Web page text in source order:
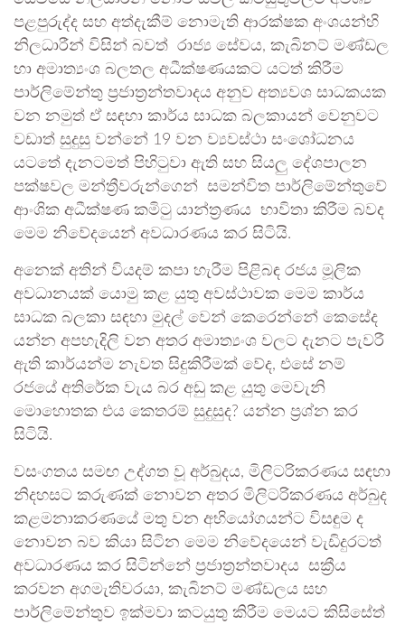
පළපුරුද්ද සහ අත්දැකීම් නොමැති ආරක්ෂක අංශයන්හි
නිලධාරීන් විසින් බවත් රාජ්‍ය සේවය, කැබිනට් මණ්ඩල
හා අමාත්‍යංශ බලතල අධීක්ෂණයකට යටත් කිරීම
පාර්ලිමේන්තු ප්‍රජාත්‍රන්තවාදය අනුව අත්‍යවශ සාධකයක
වන නමුත් ඒ සඳහා කාර්ය සාධක බලකායන් වෙනුවට
වඩාත් සුදුසු වන්නේ 19 වන ව්‍යවස්ථා සංශෝධනය
යටතේ දැනටමත් පිහිටුවා ඇති සහ සියලු දේශපාලන
පක්ෂවල මන්ත්‍රීවරුන්ගෙන් සමන්විත පාර්ලිමේන්තුවේ
ආංශික අධීක්ෂණ කමිටු යාන්ත්‍රණය භාවිතා කිරීම බවද
මෙම නිවේදයෙන් අවධාරණය කර සිටියි.
අනෙක් අතින් වියදම් කපා හැරීම පිළිබඳ රජය මූලික
අවධානයක් යොමු කළ යුතු අවස්ථාවක මෙම කාර්ය
සාධක බලකා සඳහා මුදල් වෙන් කෙරෙන්නේ කෙසේද
යන්න අපහැදිලි වන අතර අමාත්‍යංශ වලට දැනට පැවරී
ඇති කාර්යන්ම නැවත සිදුකිරීමක් වේද, එසේ නම්
රජයේ අතිරේක වැය බර අඩු කළ යුතු මෙවැනි
මොහොතක එය කෙතරම් සුදුසුද? යන්න ප්‍රශ්න කර
සිටියි.
වසංගතය සමඟ උද්ගත වූ අර්බුදය, මිලිටරිකරණය සඳහා
නිදහසට කරුණක් නොවන අතර මිලිටරිකරණය අර්බුද
කළමනාකරණයේ මතු වන අභියෝගයන්ට විසඳුම ද
නොවන බව කියා සිටින මෙම නිවේදයෙන් වැඩිදුරටත්
අවධාරණය කර සිටින්නේ ප්‍රජාත්‍රන්තවාදය සක්‍රීය
කරවන අගමැතිවරයා, කැබිනට් මණ්ඩලය සහ
පාර්ලිමේන්තුව ඉක්මවා කටයුතු කිරීම මෙයට කිසිසේත්